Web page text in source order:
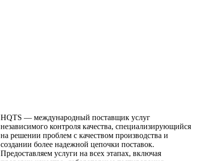
HQTS — международный поставщик услуг
независимого контроля качества, специализирующийся
на решении проблем с качеством производства и
создании более надежной цепочки поставок.
Предоставляем услуги на всех этапах, включая